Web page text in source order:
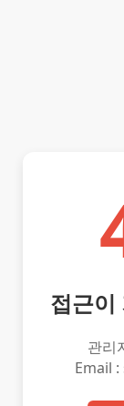
접근이
관리
Email